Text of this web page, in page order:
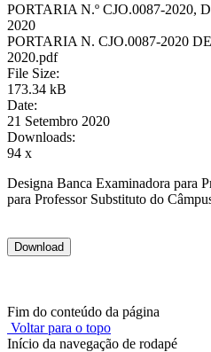
PORTARIA N.º CJO.0087-2020,
2020
PORTARIA N. CJO.0087-2020
2020.pdf
File Size:
173.34 kB
Date:
21 Setembro 2020
Downloads:
94 x
Designa Banca Examinadora para
para Professor Substituto do
Fim do conteúdo da página
Voltar para o topo
Início da navegação de rodapé